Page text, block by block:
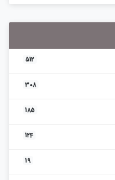
512
308
185
124
19